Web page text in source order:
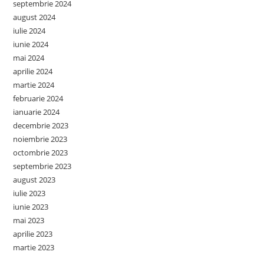
septembrie 2024
august 2024
iulie 2024
iunie 2024
mai 2024
aprilie 2024
martie 2024
februarie 2024
ianuarie 2024
decembrie 2023
noiembrie 2023
octombrie 2023
septembrie 2023
august 2023
iulie 2023
iunie 2023
mai 2023
aprilie 2023
martie 2023